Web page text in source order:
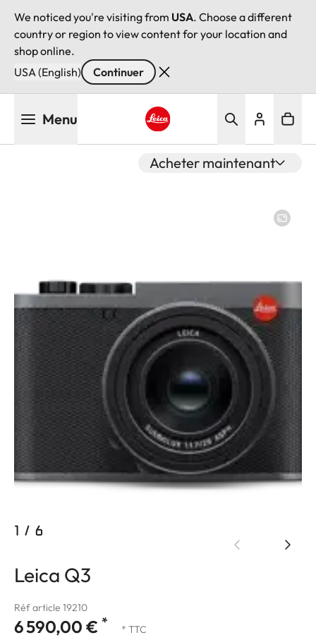
We noticed you're visiting from USA. Choose a different
country or region to view content for your location and
shop online.
USA (English)
Continuer
Menu
Acheter maintenant
1 / 6
Leica Q3
Réf article 19210
6 590,00 € * * TTC